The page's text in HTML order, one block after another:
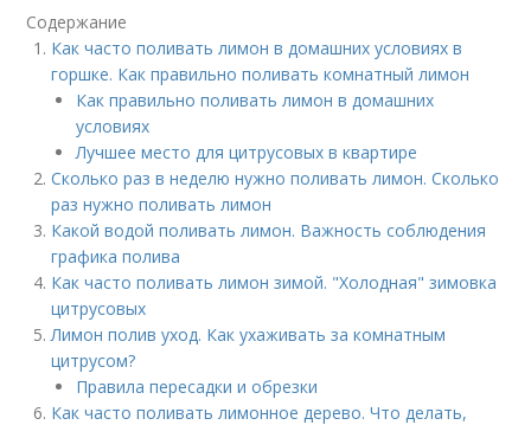
Содержание
Как часто поливать лимон в домашних условиях в
горшке. Как правильно поливать комнатный лимон
Как правильно поливать лимон в домашних
условиях
Лучшее место для цитрусовых в квартире
Сколько раз в неделю нужно поливать лимон. Сколько
раз нужно поливать лимон
Какой водой поливать лимон. Важность соблюдения
графика полива
Как часто поливать лимон зимой. "Холодная" зимовка
цитрусовых
Лимон полив уход. Как ухаживать за комнатным
цитрусом?
Правила пересадки и обрезки
Как часто поливать лимонное дерево. Что делать,